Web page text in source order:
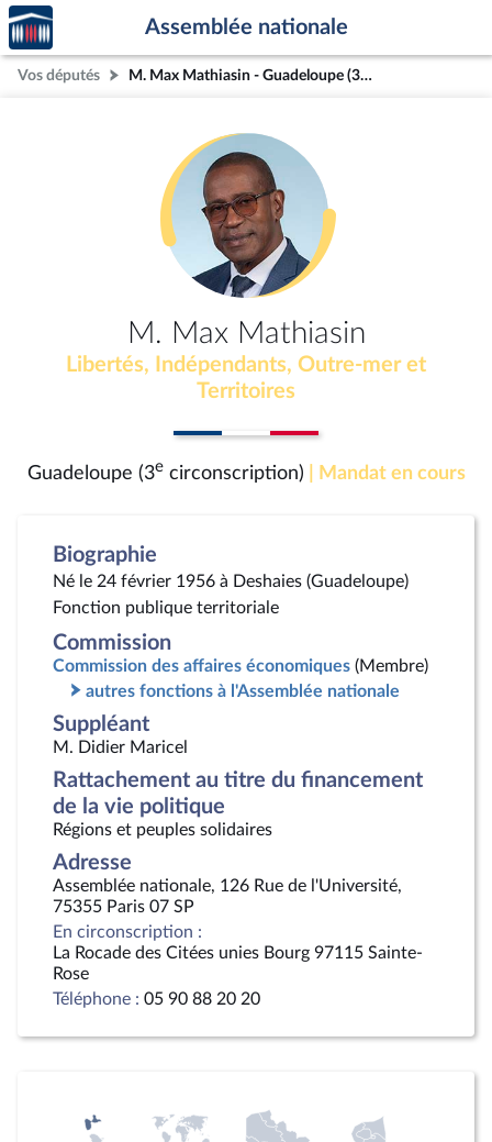
Aller au contenu
Aller en bas de la page
Accèder
à la
page
d'accueil
Assemblée nationale
Vos députés M. Max Mathiasin - Guadeloupe (3e circonscription)
M. Max Mathiasin
Libertés, Indépendants, Outre-mer et
Territoires
Guadeloupe (3ecirconscription) | Mandat en cours
Biographie
Né le 24 février 1956 à Deshaies (Guadeloupe)
Fonction publique territoriale
Commission
Commission des affaires économiques (Membre)
autres fonctions à l'Assemblée nationale
Suppléant
M. Didier Maricel
Rattachement au titre du financement
de la vie politique
Régions et peuples solidaires
Adresse
Assemblée nationale, 126 Rue de l'Université,
75355 Paris 07 SP
En circonscription :
La Rocade des Citées unies Bourg 97115 Sainte-
Rose
Téléphone : 05 90 88 20 20